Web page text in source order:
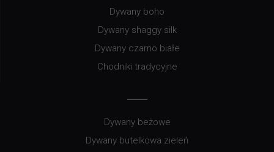
Dywany boho
Dywany shaggy silk
Dywany czarno białe
Chodniki tradycyjne
Dywany beżowe
Dywany butelkowa zieleń